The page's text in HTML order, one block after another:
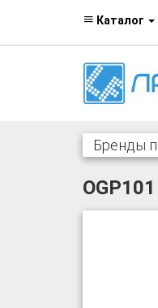
Каталог
Бренды